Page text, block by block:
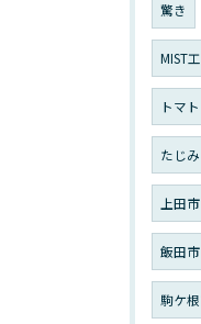
驚き
MIST
トマト
たじ
上田市
飯田市
駒ケ